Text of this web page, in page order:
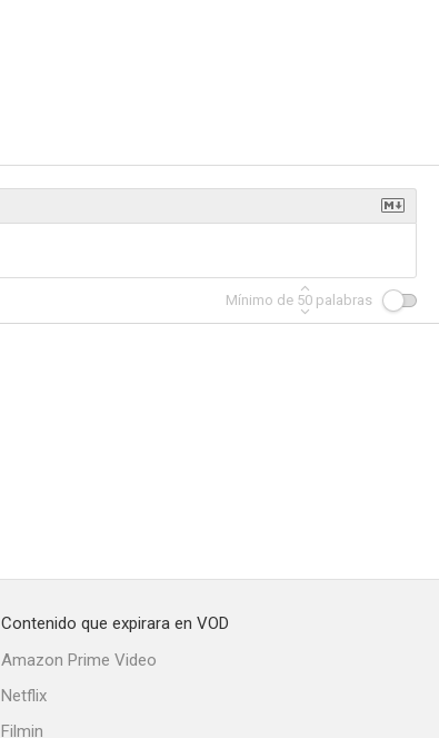
Mínimo de 50 palabras
Contenido que expirara en VOD
Amazon Prime Video
Netflix
Filmin